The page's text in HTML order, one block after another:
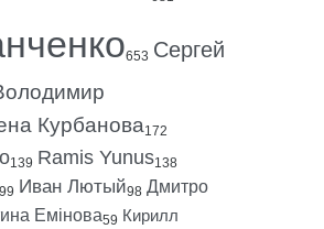
653 Сергей
Курбанова172
139 Ramis Yunus138
99 Иван Лютый98 Дмитро
Емінова59 Кирилл